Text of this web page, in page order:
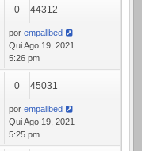
0 44312
por empallbed
Qui Ago 19, 2021
5:26 pm
0 45031
por empallbed
Qui Ago 19, 2021
5:25 pm